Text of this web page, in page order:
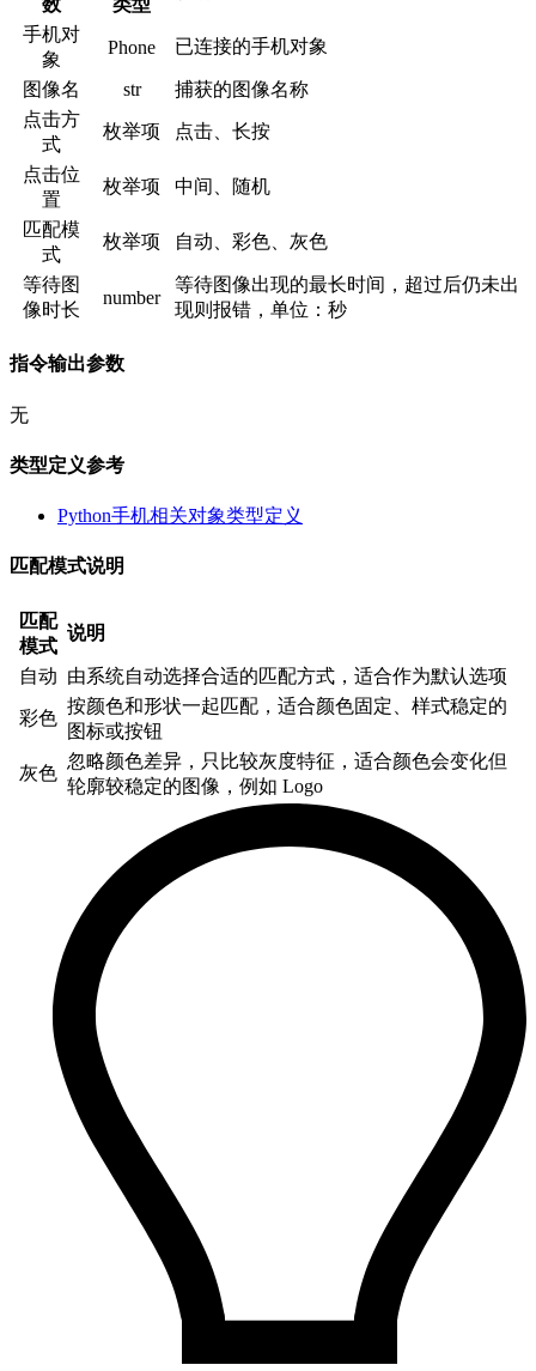
数 类型
手机对
象
Phone 已连接的手机对象
图像名 str
捕获的图像名称
点击方
式
枚举项 点击、长按
点击位
置
枚举项 中间、随机
匹配模
式
枚举项 自动、彩色、灰色
等待图
像时长
number
等待图像出现的最长时间，超过后仍未出
现则报错，单位：秒
指令输出参数
无
类型定义参考
Python手机相关对象类型定义
匹配模式说明
匹配
模式
说明
自动 由系统自动选择合适的匹配方式，适合作为默认选项
彩色
按颜色和形状一起匹配，适合颜色固定、样式稳定的
图标或按钮
灰色
忽略颜色差异，只比较灰度特征，适合颜色会变化但
轮廓较稳定的图像，例如 Logo